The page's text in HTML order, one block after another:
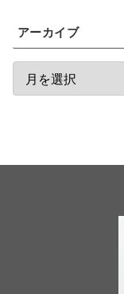
アーカイブ